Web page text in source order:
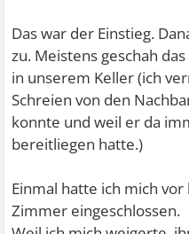
Das war der Einstieg.
zu. Meistens geschah
in unserem Keller (ich
Schreien von den
konnte und weil er da
bereitliegen hatte.)
Einmal hatte ich mich
Zimmer eingeschlossen.